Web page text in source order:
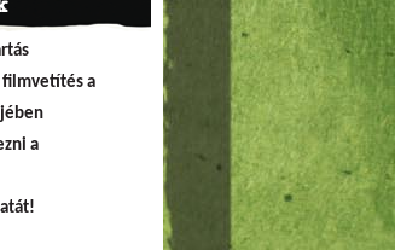
filmvetítés a
a